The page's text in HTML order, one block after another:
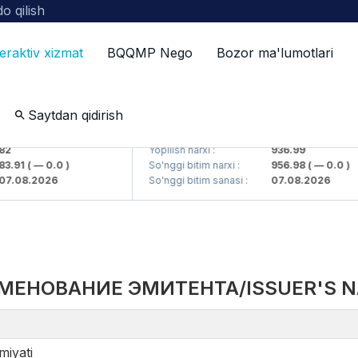
qilish
xizmat BQQMP Nego Bozor ma'lumotlari
Saytdan qidirish
( — 0.0 )
Yopilish narxi :
936.99
So'nggi bitim narxi :
956.98( — 0.0 )
So'nggi bitim sanasi :
07.08.2026
ЭМИТЕНТА/ISSUER'S